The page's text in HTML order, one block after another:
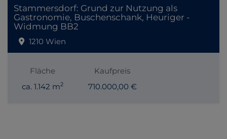
Stammersdorf: Grund zur Nutzung als
Gastronomie, Buschenschank, Heuriger -
Widmung BB2
1210 Wien
Fläche
ca. 1.142 m2
Kaufpreis
710.000,00 €